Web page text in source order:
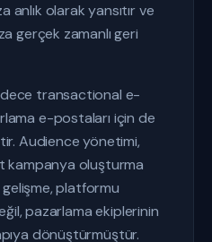
anlık olarak yansıtır ve
gerçek zamanlı geri
transactional e-
e-postaları için de
Audience yönetimi,
oluşturma
platformu
pazarlama ekiplerinin
dönüştürmüştür.